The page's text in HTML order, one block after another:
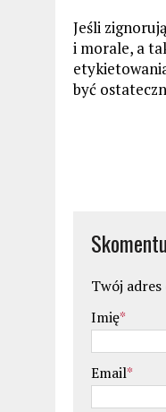
Jeśli
i morale, a
być
Twój
Imię*
Email*